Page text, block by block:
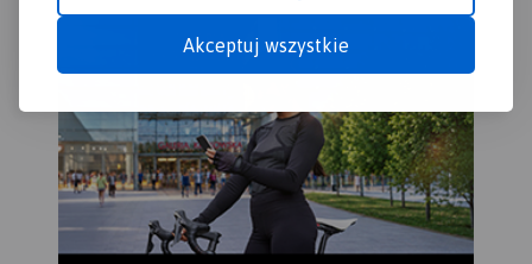
Akceptuj wszystkie